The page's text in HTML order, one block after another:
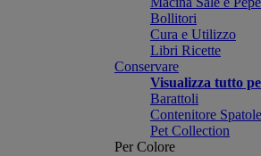
Bollitori
Cura e Utilizzo
Libri Ricette
Conservare
Visualizza tutto
Barattoli
Contenitore Spatole
Pet Collection
Per Colore